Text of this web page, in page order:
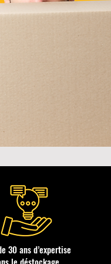
30 ans d’expertise
le déstockage